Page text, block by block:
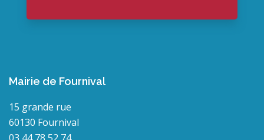
Mairie de Fournival
15 grande rue
60130 Fournival